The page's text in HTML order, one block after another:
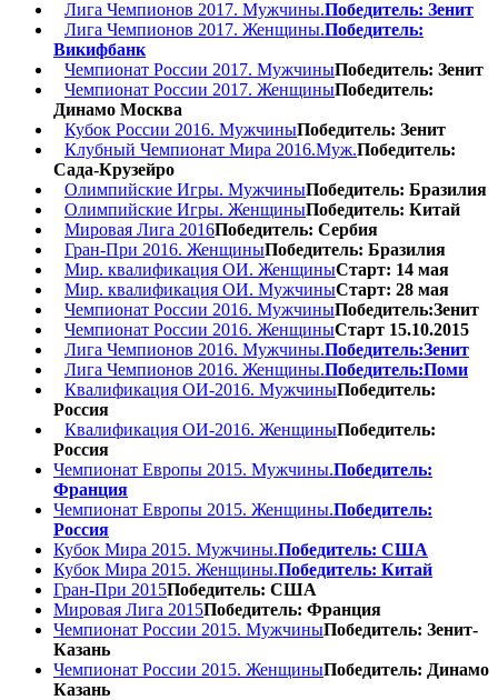
Лига Чемпионов 2017. Мужчины.Победитель: Зенит
Лига Чемпионов 2017. Женщины.Победитель:
Викифбанк
Чемпионат России 2017. МужчиныПобедитель: Зенит
Чемпионат России 2017. ЖенщиныПобедитель:
Динамо Москва
Кубок России 2016. МужчиныПобедитель: Зенит
Клубный Чемпионат Мира 2016.Муж.Победитель:
Сада-Крузейро
Олимпийские Игры. МужчиныПобедитель: Бразилия
Олимпийские Игры. ЖенщиныПобедитель: Китай
Мировая Лига 2016Победитель: Сербия
Гран-При 2016. ЖенщиныПобедитель: Бразилия
Мир. квалификация ОИ. ЖенщиныСтарт: 14 мая
Мир. квалификация ОИ. МужчиныСтарт: 28 мая
Чемпионат России 2016. МужчиныПобедитель:Зенит
Чемпионат России 2016. ЖенщиныСтарт 15.10.2015
Лига Чемпионов 2016. Мужчины.Победитель:Зенит
Лига Чемпионов 2016. Женщины.Победитель:Поми
Квалификация ОИ-2016. МужчиныПобедитель:
Россия
Квалификация ОИ-2016. ЖенщиныПобедитель:
Россия
Чемпионат Европы 2015. Мужчины.Победитель:
Франция
Чемпионат Европы 2015. Женщины.Победитель:
Россия
Кубок Мира 2015. Мужчины.Победитель: США
Кубок Мира 2015. Женщины.Победитель: Китай
Гран-При 2015Победитель: США
Мировая Лига 2015Победитель: Франция
Чемпионат России 2015. МужчиныПобедитель: Зенит-
Казань
Чемпионат России 2015. ЖенщиныПобедитель: Динамо
Казань